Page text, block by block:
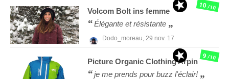
Volcom Bolt ins femme
Élégante et résistante
Dodo_moreau, 29 nov. 17
10/10
Picture Organic ClothingArpin
je me prends pour buzz l'éclair!
9/10